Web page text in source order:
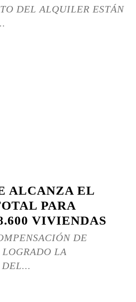
DEL ALQUILER ESTÁN
ALCANZA EL
PARA
VIVIENDAS
DE
LA